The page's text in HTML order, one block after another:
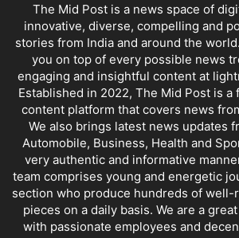
The Mid Post is a news space of
innovative, diverse, compelling and
stories from India and around the
you on top of every possible news
engaging and insightful content at
Established in 2022, The Mid Post is a
content platform that covers news
We also brings latest news updates
Automobile, Business, Health and
very authentic and informative
team comprises young and energetic
section who produce hundreds of well-
pieces on a daily basis. We are a
with passionate employees and